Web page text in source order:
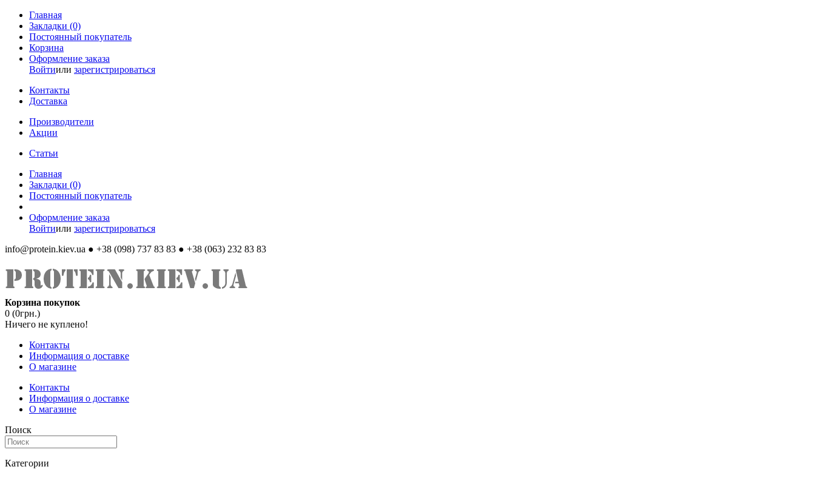
Главная
Закладки (0)
Постоянный покупатель
Корзина
Оформление заказа
Войтиили зарегистрироваться
Контакты
Доставка
Производители
Акции
Статьи
Главная
Закладки (0)
Постоянный покупатель
Оформление заказа
Войтиили зарегистрироваться
info@protein.kiev.ua ● +38 (098) 737 83 83 ● +38 (063) 232 83 83
Корзина покупок
0 (0грн.)
Ничего не куплено!
Контакты
Информация о доставке
О магазине
Контакты
Информация о доставке
О магазине
Поиск
Категории